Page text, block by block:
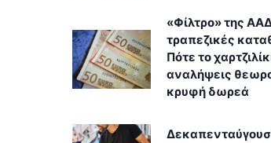
«Φίλτρο» της
τραπεζικές
Πότε το
αναλήψεις
κρυφή δωρεά